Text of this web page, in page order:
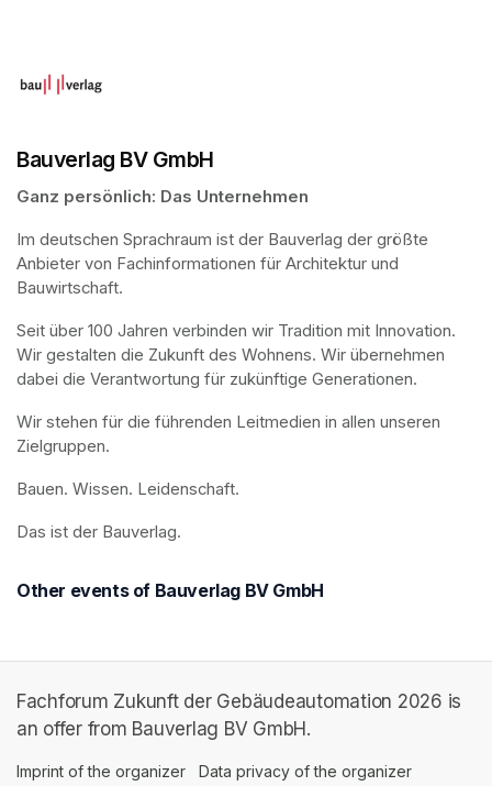
Bauverlag BV GmbH
Ganz persönlich: Das Unternehmen
Im deutschen Sprachraum ist der Bauverlag der größte
Anbieter von Fachinformationen für Architektur und
Bauwirtschaft.
Seit über 100 Jahren verbinden wir Tradition mit Innovation.
Wir gestalten die Zukunft des Wohnens. Wir übernehmen
dabei die Verantwortung für zukünftige Generationen.
Wir stehen für die führenden Leitmedien in allen unseren
Zielgruppen.
Bauen. Wissen. Leidenschaft.
Das ist der Bauverlag.
Other events of Bauverlag BV GmbH
Fachforum Zukunft der Gebäudeautomation 2026 is
an offer from Bauverlag BV GmbH.
Imprint of the organizer (opens in a new tab)
Data privacy of the organizer